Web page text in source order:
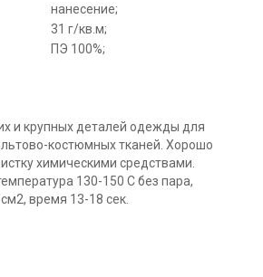
нанесение;
31 г/кв.м;
ПЭ 100%;
и крупных деталей одежды для
костюмных тканей. Хорошо
химическими средствами.
130-150 С без пара,
время 13-18 сек.